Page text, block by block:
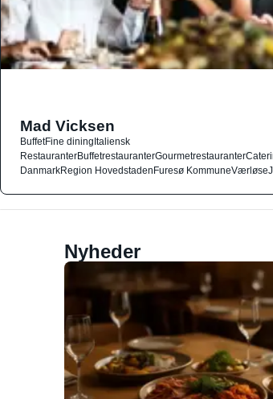
Mad Vicksen
BuffetFine diningItaliensk
RestauranterBuffetrestauranterGourmetrestauranter
DanmarkRegion HovedstadenFuresø KommuneVærløse
Nyheder